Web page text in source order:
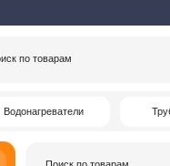
Поиск по товарам